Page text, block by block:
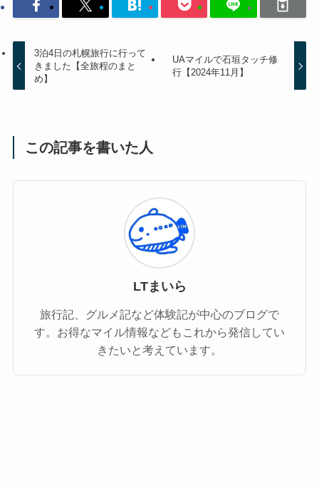
3泊4日の札幌旅行に行って
きました【全旅程のまと
め】
UAマイルで石垣タッチ修
行【2024年11月】
この記事を書いた人
LTまいら
旅行記、グルメ記など体験記が中心のブログで
す。お得なマイル情報などもこれから発信してい
きたいと考えています。